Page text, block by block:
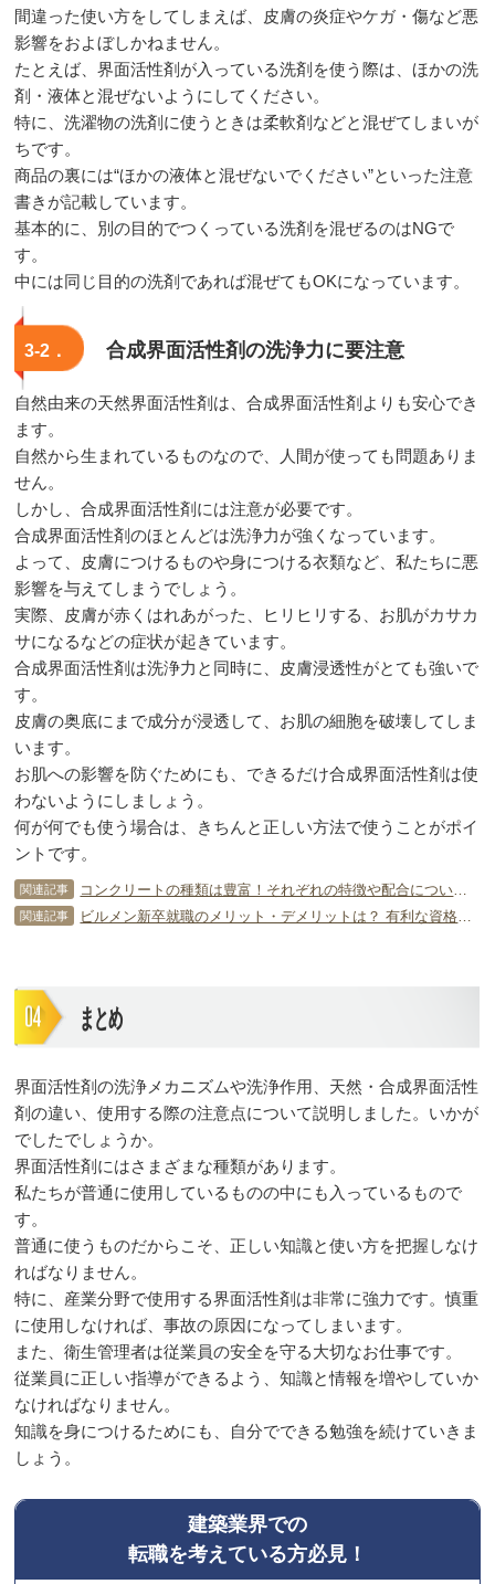
間違った使い方をしてしまえば、皮膚の炎症やケガ・傷など悪
影響をおよぼしかねません。
たとえば、界面活性剤が入っている洗剤を使う際は、ほかの洗
剤・液体と混ぜないようにしてください。
特に、洗濯物の洗剤に使うときは柔軟剤などと混ぜてしまいが
ちです。
商品の裏には“ほかの液体と混ぜないでください”といった注意
書きが記載しています。
基本的に、別の目的でつくっている洗剤を混ぜるのはNGで
す。
中には同じ目的の洗剤であれば混ぜてもOKになっています。
3‐2． 合成界面活性剤の洗浄力に要注意
自然由来の天然界面活性剤は、合成界面活性剤よりも安心でき
ます。
自然から生まれているものなので、人間が使っても問題ありま
せん。
しかし、合成界面活性剤には注意が必要です。
合成界面活性剤のほとんどは洗浄力が強くなっています。
よって、皮膚につけるものや身につける衣類など、私たちに悪
影響を与えてしまうでしょう。
実際、皮膚が赤くはれあがった、ヒリヒリする、お肌がカサカ
サになるなどの症状が起きています。
合成界面活性剤は洗浄力と同時に、皮膚浸透性がとても強いで
す。
皮膚の奥底にまで成分が浸透して、お肌の細胞を破壊してしま
います。
お肌への影響を防ぐためにも、できるだけ合成界面活性剤は使
わないようにしましょう。
何が何でも使う場合は、きちんと正しい方法で使うことがポイ
ントです。
関連記事
関連記事
まとめ
界面活性剤の洗浄メカニズムや洗浄作用、天然・合成界面活性
剤の違い、使用する際の注意点について説明しました。いかが
でしたでしょうか。
界面活性剤にはさまざまな種類があります。
私たちが普通に使用しているものの中にも入っているもので
す。
普通に使うものだからこそ、正しい知識と使い方を把握しなけ
ればなりません。
特に、産業分野で使用する界面活性剤は非常に強力です。慎重
に使用しなければ、事故の原因になってしまいます。
また、衛生管理者は従業員の安全を守る大切なお仕事です。
従業員に正しい指導ができるよう、知識と情報を増やしていか
なければなりません。
知識を身につけるためにも、自分でできる勉強を続けていきま
しょう。
建築業界での
転職を考えている方必見！